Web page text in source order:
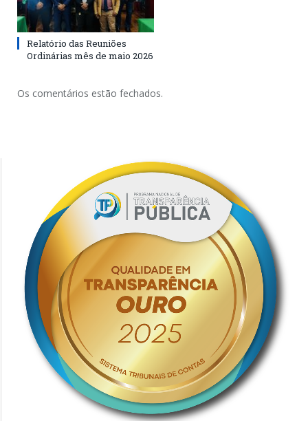
Relatório das Reuniões
Ordinárias mês de maio 2026
Os comentários estão fechados.